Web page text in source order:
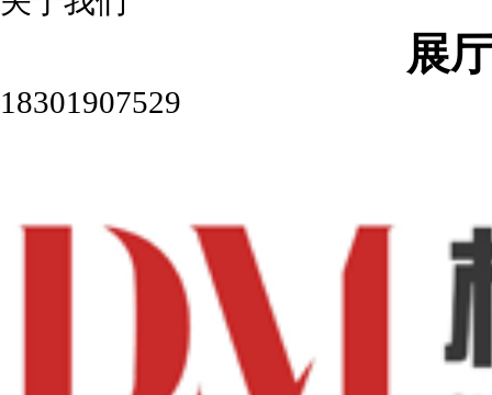
展
18301907529